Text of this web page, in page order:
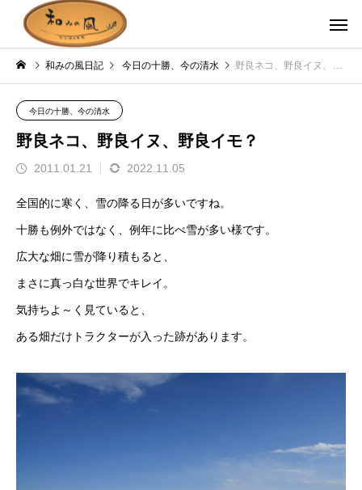
和みの風日記 今日の十勝、今の清水 野良ネコ、野良イヌ、野良イモ？
今日の十勝、今の清水
野良ネコ、野良イヌ、野良イモ？
2011.01.21 2022.11.05
全国的に寒く、雪の降る日が多いですね。
十勝も例外ではなく、例年に比べ雪が多い様です。
広大な畑に雪が降り積もると、
まさに真っ白な世界でキレイ。
気持ちよ～く見ていると、
ある畑だけトラクターが入った跡があります。